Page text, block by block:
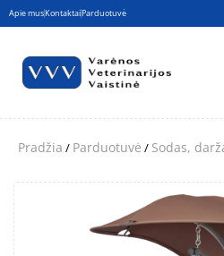
Apie musKontaktaiParduotuvė
Pradžia / Parduotuvė / Sodas,